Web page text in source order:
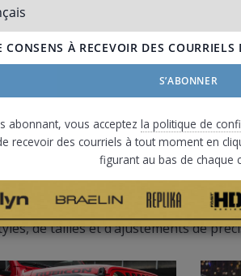
sont de qualité, élégantes et
de tailles et d’ajustements de
abonnant, vous acceptez la politique de
recevoir des courriels à tout moment en
figurant au bas de chaque